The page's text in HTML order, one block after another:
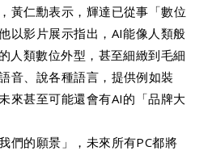
黃仁勳表示，輝達已從事「數位
以影片展示指出，AI能像人類般
人類數位外型，甚至細緻到毛細
音、說各種語言，提供例如裝
來甚至可能還會有AI的「品牌大
們的願景」，未來所有PC都將